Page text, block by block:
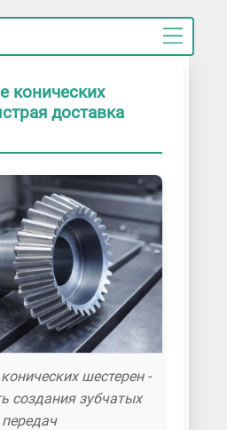
конических
доставка
шестерен -
создания зубчатых
передач